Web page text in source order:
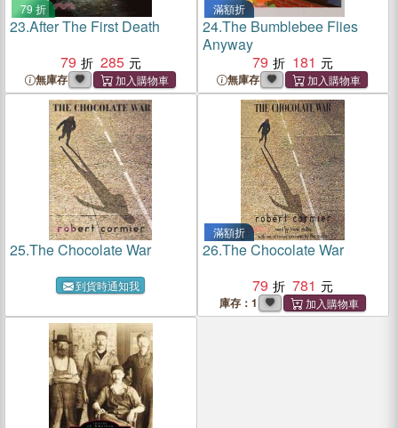
79 折
23.After The First Death
79
285
無庫存
滿額折
24.The Bumblebee Flies
Anyway
79
181
無庫存
25.The Chocolate War
到貨時通知我
滿額折
26.The Chocolate War
79
781
庫存：1